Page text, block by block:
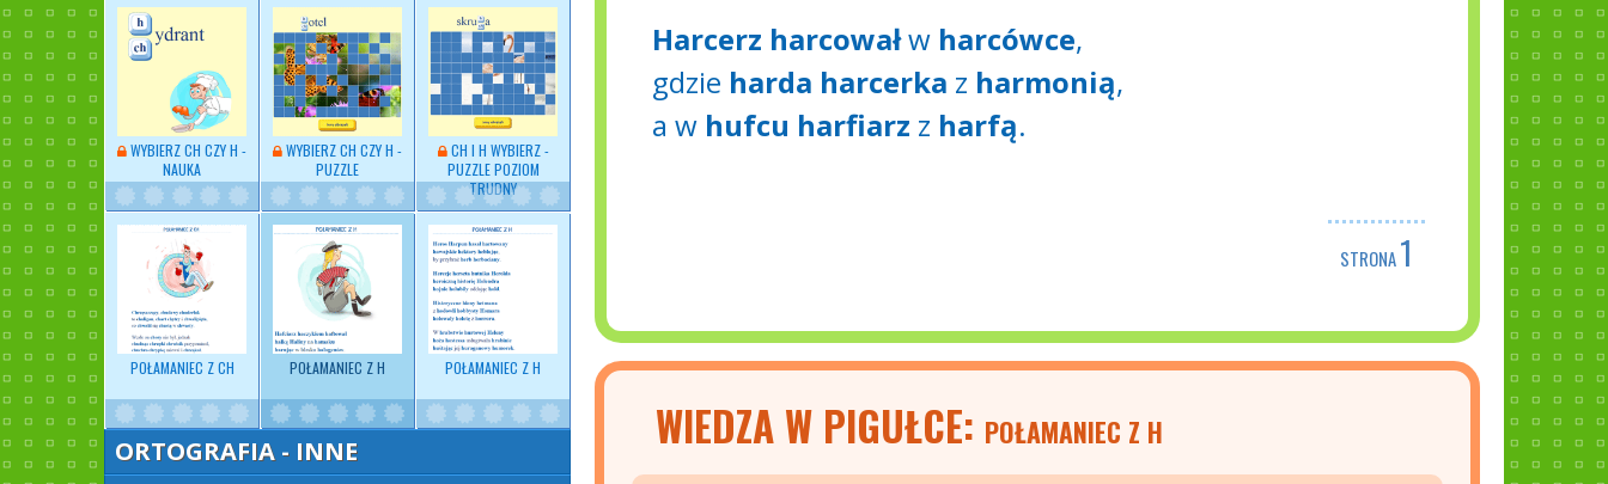
Harcerz harcowałw harcówce,
gdzie harda harcerka z harmonią,
a w hufcu harfiarz z harfą.
STRONA1
WIEDZA W PIGUŁCE: POŁAMANIEC Z H
WYBIERZCH CZY H -
NAUKA
WYBIERZ CH CZY H -
PUZZLE
CH I H WYBIERZ -
PUZZLE POZIOM
TRUDNY
POŁAMANIEC Z CH POŁAMANIEC Z H POŁAMANIEC Z H
ORTOGRAFIA - INNE